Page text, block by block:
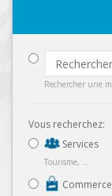
Rechercher une
Vous recherchez:
Services
Tourisme, ...